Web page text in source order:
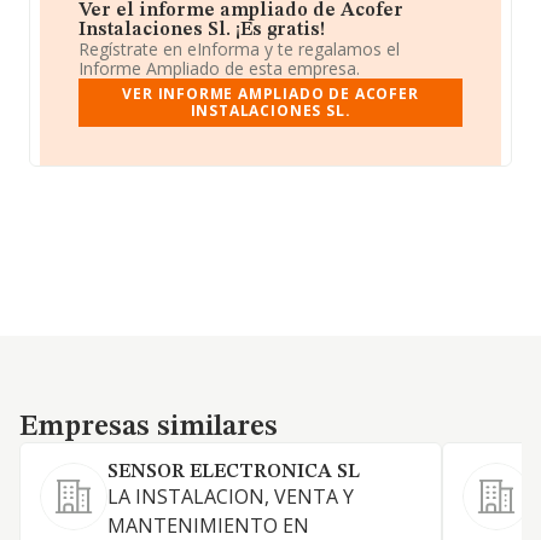
Ver el informe ampliado de Acofer
Instalaciones Sl. ¡Es gratis!
Regístrate en eInforma y te regalamos el
Informe Ampliado de esta empresa.
VER INFORME AMPLIADO DE ACOFER
INSTALACIONES SL.
Empresas similares
Empresas similares
SENSOR ELECTRONICA SL
LA INSTALACION, VENTA Y
MANTENIMIENTO EN